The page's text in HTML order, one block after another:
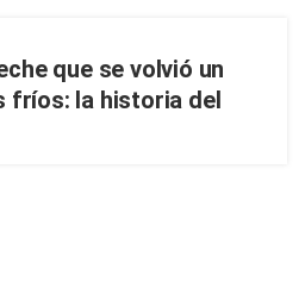
que se volvió un
fríos: la historia del